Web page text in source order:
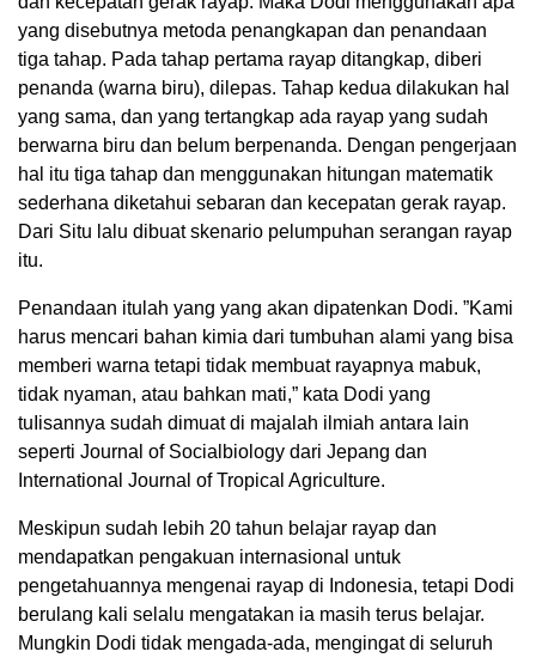
yang disebutnya metoda penangkapan dan penandaan
tiga tahap. Pada tahap pertama rayap ditangkap, diberi
penanda (warna biru), dilepas. Tahap kedua dilakukan hal
yang sama, dan yang tertangkap ada rayap yang sudah
berwarna biru dan belum berpenanda. Dengan pengerjaan
hal itu tiga tahap dan menggunakan hitungan matematik
sederhana diketahui sebaran dan kecepatan gerak rayap.
Dari Situ lalu dibuat skenario pelumpuhan serangan rayap
itu.
Penandaan itulah yang yang akan dipatenkan Dodi. ”Kami
harus mencari bahan kimia dari tumbuhan alami yang bisa
memberi warna tetapi tidak membuat rayapnya mabuk,
tidak nyaman, atau bahkan mati,” kata Dodi yang
tuIisannya sudah dimuat di majalah ilmiah antara lain
seperti Journal of Socialbiology dari Jepang dan
International Journal of Tropical Agriculture.
Meskipun sudah lebih 20 tahun belajar rayap dan
mendapatkan pengakuan internasional untuk
pengetahuannya mengenai rayap di Indonesia, tetapi Dodi
berulang kali selalu mengatakan ia masih terus belajar.
Mungkin Dodi tidak mengada-ada, mengingat di seluruh